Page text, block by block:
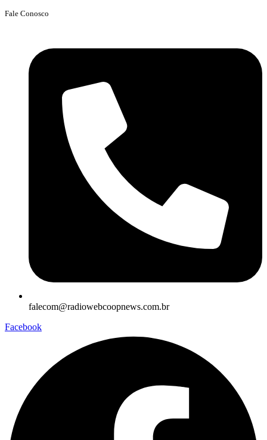
Fale Conosco
falecom@radiowebcoopnews.com.br
Facebook